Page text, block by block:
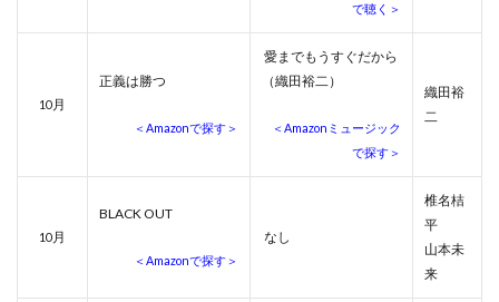
で聴く＞
10月
正義は勝つ
＜Amazonで探す＞
愛までもうすぐだから
（織田裕二）
＜Amazonミュージック
で探す＞
織田裕
二
10月
BLACK OUT
＜Amazonで探す＞
なし
椎名桔
平
山本未
来